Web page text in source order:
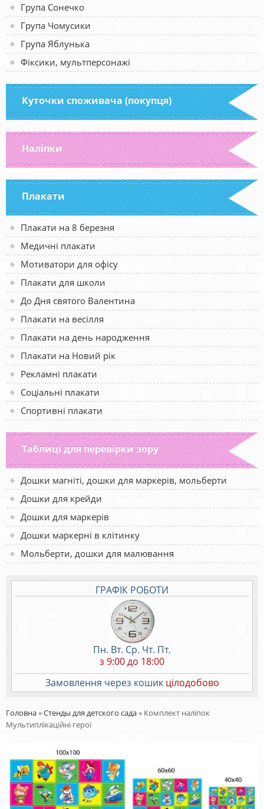
Група Сонечко
Група Чомусики
Група Яблунька
Фіксики, мультперсонажі
Куточки споживача (покупця)
Наліпки
Плакати
Плакати на 8 березня
Медичні плакати
Мотиватори для офісу
Плакати для школи
До Дня святого Валентина
Плакати на весілля
Плакати на день народження
Плакати на Новий рік
Рекламні плакати
Соціальні плакати
Спортивні плакати
Таблиці для перевірки зору
Дошки магніті, дошки для маркерів, мольберти
Дошки для крейди
Дошки для маркерів
Дошки маркерні в клітинку
Мольберти, дошки для малювання
ГРАФІК РОБОТИ
Пн. Вт. Ср. Чт. Пт.
з 9:00 до 18:00
Замовлення через кошик цілодобово
Головна»Стенды для детского сада» Комплект наліпок
Мультиплікаційні герої